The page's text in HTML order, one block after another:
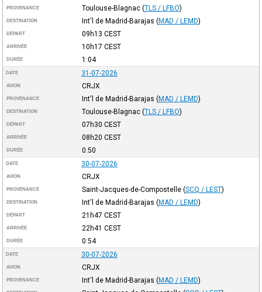
PROVENANCE Toulouse-Blagnac (TLS / LFBO)
DESTINATION Int'l de Madrid-Barajas (MAD / LEMD)
DÉPART 09h13 CEST
ARRIVÉE 10h17 CEST
DURÉE 1:04
DATE 31-07-2026
AVION CRJX
PROVENANCE Int'l de Madrid-Barajas (MAD / LEMD)
DESTINATION Toulouse-Blagnac (TLS / LFBO)
DÉPART 07h30 CEST
ARRIVÉE 08h20 CEST
DURÉE 0:50
DATE 30-07-2026
AVION CRJX
PROVENANCE Saint-Jacques-de-Compostelle (SCQ / LEST)
DESTINATION Int'l de Madrid-Barajas (MAD / LEMD)
DÉPART 21h47 CEST
ARRIVÉE 22h41 CEST
DURÉE 0:54
DATE 30-07-2026
AVION CRJX
PROVENANCE Int'l de Madrid-Barajas (MAD / LEMD)